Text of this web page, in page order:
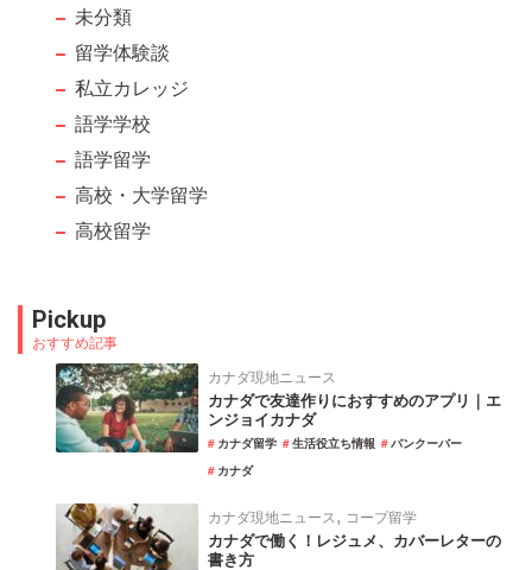
未分類
留学体験談
私立カレッジ
語学学校
語学留学
高校・大学留学
高校留学
Pickup
おすすめ記事
カナダ現地ニュース
カナダで友達作りにおすすめのアプリ｜エ
ンジョイカナダ
カナダ留学 生活役立ち情報
バンクーバー
カナダ
カナダ現地ニュース, コープ留学
カナダで働く！レジュメ、カバーレターの
書き方